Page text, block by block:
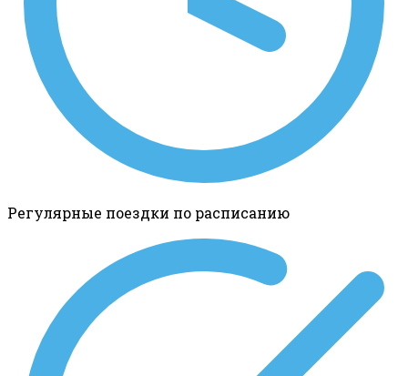
Регулярные поездки по расписанию